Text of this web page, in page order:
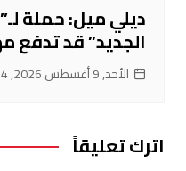
ديلي ميل: حملة
الجديد” قد تدفع
الأحد, 9 أغسطس 2026, 8:54
اترك تعليقاً